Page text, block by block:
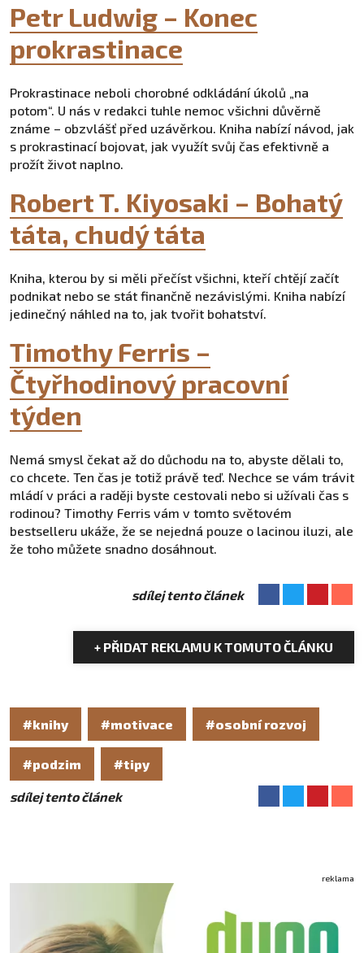
Petr Ludwig – Konec
prokrastinace
Prokrastinace neboli chorobné odkládání úkolů „na
potom“. U nás v redakci tuhle nemoc všichni důvěrně
známe – obzvlášť před uzávěrkou. Kniha nabízí návod, jak
s prokrastinací bojovat, jak využít svůj čas efektivně a
prožít život naplno.
Robert T. Kiyosaki – Bohatý
táta, chudý táta
Kniha, kterou by si měli přečíst všichni, kteří chtějí začít
podnikat nebo se stát finančně nezávislými. Kniha nabízí
jedinečný náhled na to, jak tvořit bohatství.
Timothy Ferris –
Čtyřhodinový pracovní
týden
Nemá smysl čekat až do důchodu na to, abyste dělali to,
co chcete. Ten čas je totiž právě teď. Nechce se vám trávit
mládí v práci a raději byste cestovali nebo si užívali čas s
rodinou? Timothy Ferris vám v tomto světovém
bestselleru ukáže, že se nejedná pouze o lacinou iluzi, ale
že toho můžete snadno dosáhnout.
sdílej tento článek
+ PŘIDAT REKLAMU K TOMUTO ČLÁNKU
#knihy #motivace #osobní rozvoj
#podzim #tipy
sdílej tento článek
reklama